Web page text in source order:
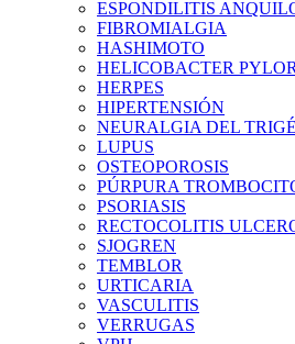
ESPONDILITIS
FIBROMIALGIA
HASHIMOTO
HELICOBACTER
HERPES
HIPERTENSIÓN
NEURALGIA DEL
LUPUS
OSTEOPOROSIS
PÚRPURA
PSORIASIS
RECTOCOLITIS
SJOGREN
TEMBLOR
URTICARIA
VASCULITIS
VERRUGAS